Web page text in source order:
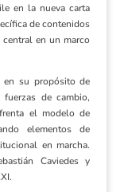
en la nueva carta
de contenidos
en un marco
en su propósito de
de cambio,
el modelo de
elementos de
en marcha.
Caviedes y